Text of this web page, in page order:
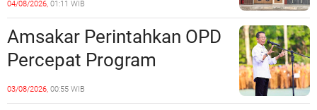
Unsur Pelanggaran Hukum
04/08/2026, 01:11 WIB
Amsakar Perintahkan OPD
Percepat Program
Prioritas, Targetkan
03/08/2026, 00:55 WIB